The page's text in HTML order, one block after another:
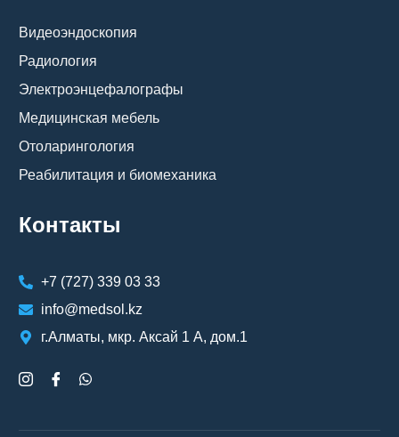
Видеоэндоскопия
Радиология
Электроэнцефалографы
Медицинская мебель
Отоларингология
Реабилитация и биомеханика
Контакты
+7 (727) 339 03 33
info@medsol.kz
г.Алматы, мкр. Аксай 1 А, дом.1